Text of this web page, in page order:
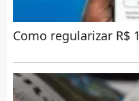
Como regularizar R$